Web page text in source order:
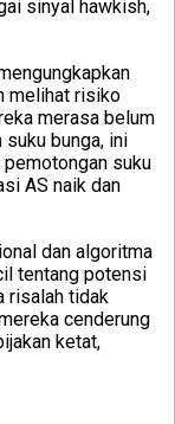
sinyal hawkish,
melihat risiko
merasa belum
bunga, ini
suku
AS naik dan
dan algoritma
tentang potensi
risalah tidak
cenderung
ketat,